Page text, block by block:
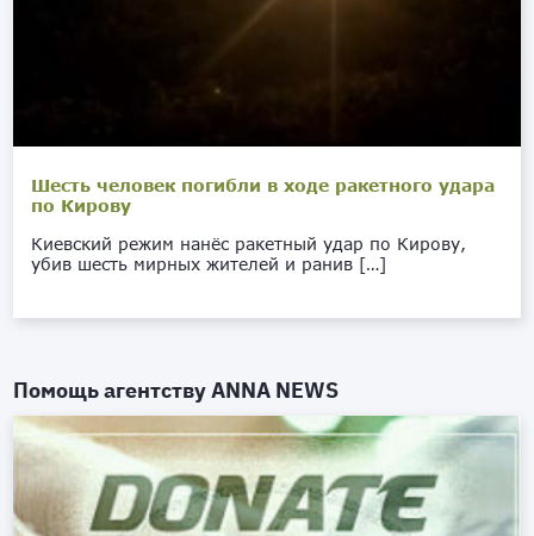
Шесть человек погибли в ходе ракетного удара
по Кирову
Киевский режим нанёс ракетный удар по Кирову,
убив шесть мирных жителей и ранив […]
Помощь агентствуANNA NEWS